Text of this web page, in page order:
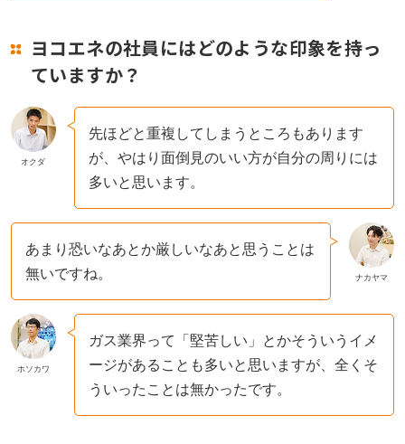
新卒採用情報
キャリア採用情報
新着情報
ヨコエネ公式ブログ
ヨコエネの社員にはどのような印象を持っ
ていますか？
オクダ
先ほどと重複してしまうところもあります
が、やはり面倒見のいい方が自分の周りには
多いと思います。
ナカヤマ
あまり恐いなあとか厳しいなあと思うことは
無いですね。
ホソカワ
ガス業界って「堅苦しい」とかそういうイメ
ージがあることも多いと思いますが、全くそ
ういったことは無かったです。